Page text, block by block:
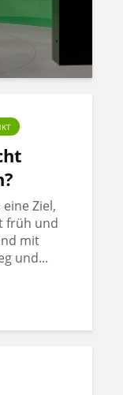
Ziel,
früh und
mit
und...